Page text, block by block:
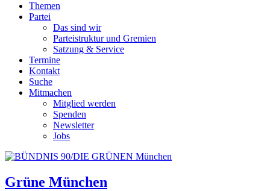
Themen
Partei
Das sind wir
Parteistruktur und Gremien
Satzung & Service
Termine
Kontakt
Suche
Mitmachen
Mitglied werden
Spenden
Newsletter
Jobs
Grüne München